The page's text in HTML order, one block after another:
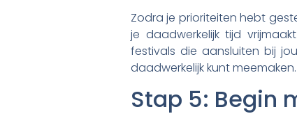
Zodra je prioriteiten hebt
je daadwerkelijk tijd
festivals die aansluiten bij
daadwerkelijk kunt meemaken.
Stap 5: Begin